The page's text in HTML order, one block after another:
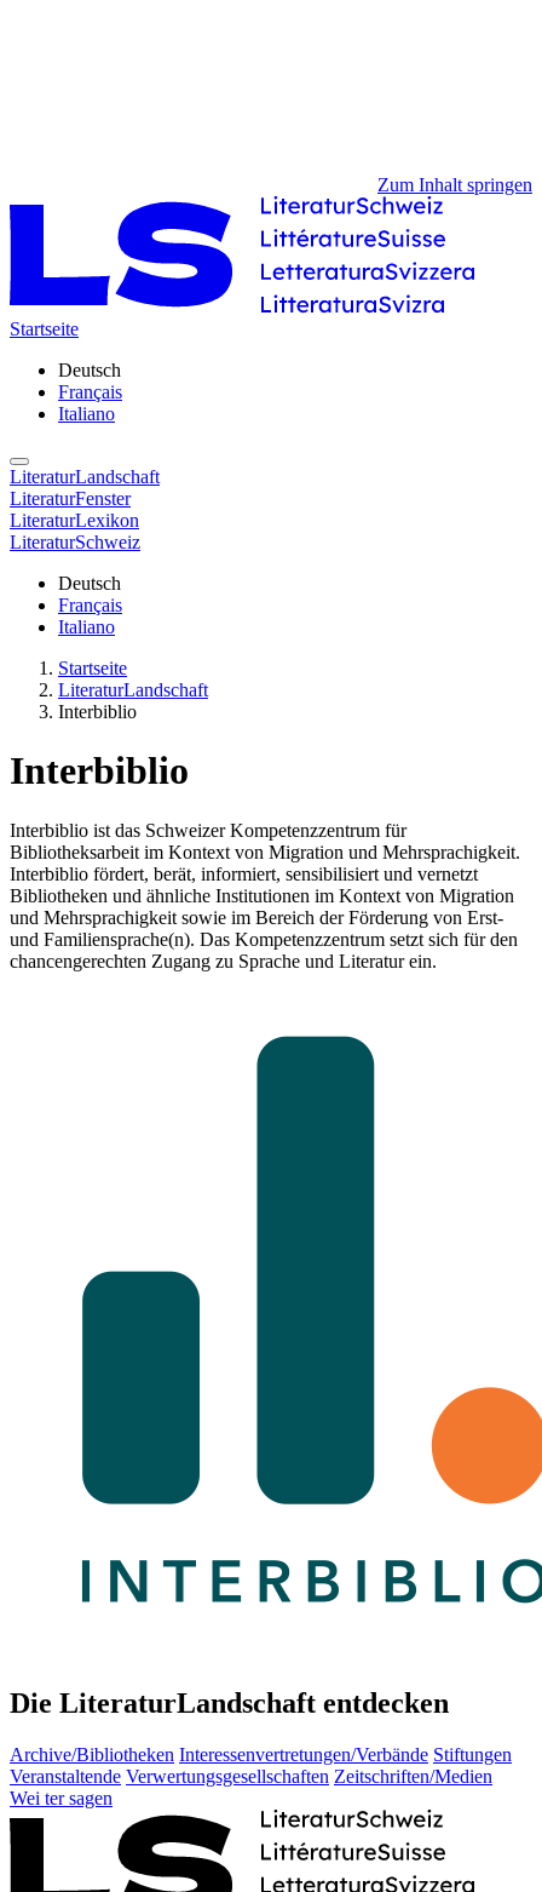
Zum Inhalt springen
Startseite
Deutsch
Français
Italiano
LiteraturLandschaft
LiteraturFenster
LiteraturLexikon
LiteraturSchweiz
Deutsch
Français
Italiano
Startseite
LiteraturLandschaft
Interbiblio
Interbiblio
Interbiblio ist das Schweizer Kompetenzzentrum für
Bibliotheksarbeit im Kontext von Migration und Mehrsprachigkeit.
Interbiblio fördert, berät, informiert, sensibilisiert und vernetzt
Bibliotheken und ähnliche Institutionen im Kontext von Migration
und Mehrsprachigkeit sowie im Bereich der Förderung von Erst-
und Familiensprache(n). Das Kompetenzzentrum setzt sich für den
chancengerechten Zugang zu Sprache und Literatur ein.
Die LiteraturLandschaft entdecken
Archive/Bibliotheken Interessenvertretungen/Verbände Stiftungen
Veranstaltende Verwertungsgesellschaften Zeitschriften/Medien
Wei ter sagen